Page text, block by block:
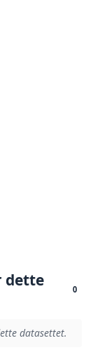
dette
0
datasettet.